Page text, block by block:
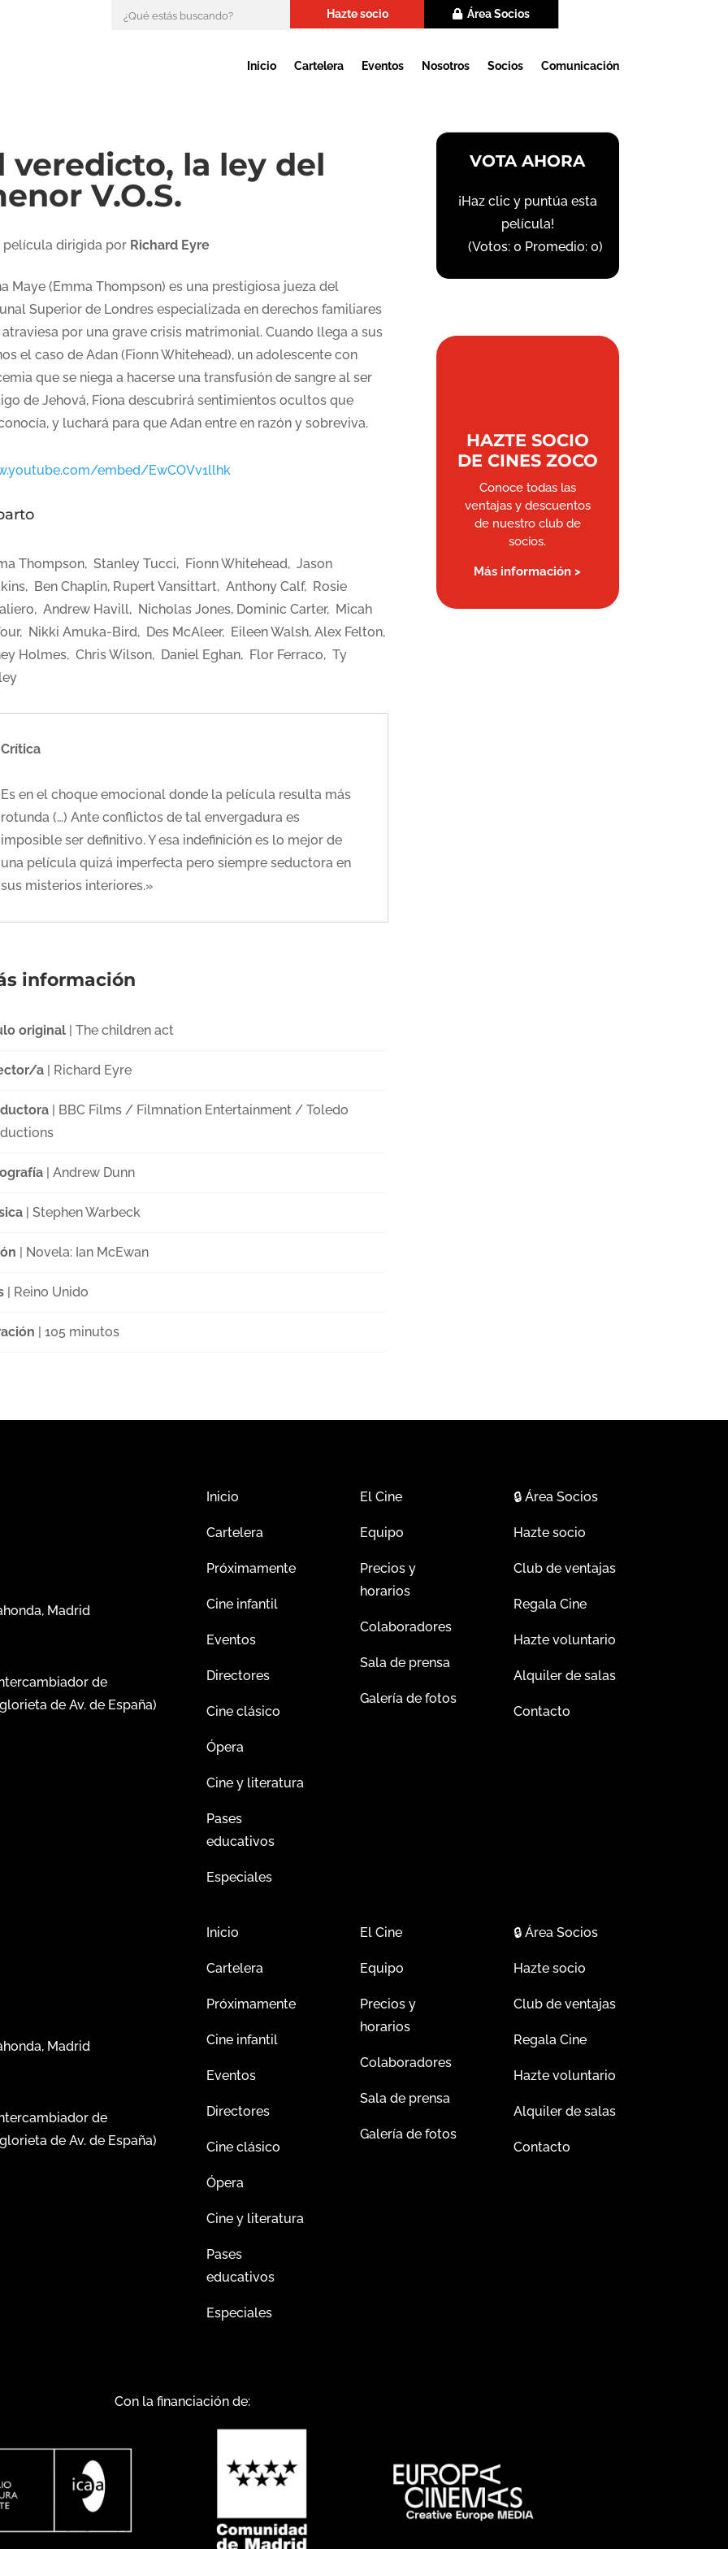
Hazte socio Área Socios
Inicio Cartelera Eventos Nosotros Socios Comunicación
veredicto, la ley del
V.O.S.
película dirigida por Richard Eyre
Maye (Emma Thompson) es una prestigiosa jueza del
Superior de Londres especializada en derechos familiares
por una grave crisis matrimonial. Cuando llega a sus
el caso de Adan (Fionn Whitehead), un adolescente con
que se niega a hacerse una transfusión de sangre al ser
de Jehová, Fiona descubrirá sentimientos ocultos que
y luchará para que Adan entre en razón y sobreviva.
embed/EwCOVv1llhk
Thompson, Stanley Tucci, Fionn Whitehead, Jason
Ben Chaplin, Rupert Vansittart, Anthony Calf, Rosie
Andrew Havill, Nicholas Jones, Dominic Carter, Micah
Nikki Amuka-Bird, Des McAleer, Eileen Walsh, Alex Felton,
Holmes, Chris Wilson, Daniel Eghan, Flor Ferraco, Ty
Crítica
Es en el choque emocional donde la película resulta más
rotunda (…) Ante conflictos de tal envergadura es
imposible ser definitivo. Y esa indefinición es lo mejor de
una película quizá imperfecta pero siempre seductora en
sus misterios interiores.»
información
original| The children act
a| Richard Eyre
| BBC Films / Filmnation Entertainment / Toledo
| Andrew Dunn
| Stephen Warbeck
| Novela: Ian McEwan
| Reino Unido
| 105 minutos
VOTA AHORA
¡Haz clic y puntúa esta
película!
(Votos:0 Promedio:0)
HAZTE SOCIO
DE CINES ZOCO
Conoce todas las
ventajas y descuentos
de nuestro club de
socios.
Más información >
Madrid
de
de Av. de España)
Inicio
Cartelera
Próximamente
Cine infantil
Eventos
Directores
Cine clásico
Ópera
Cine y literatura
Pases
educativos
Especiales
El Cine
Equipo
Precios y
horarios
Colaboradores
Sala de prensa
Galería de fotos
🔒Área Socios
Hazte socio
Club de ventajas
Regala Cine
Hazte voluntario
Alquiler de salas
Contacto
Madrid
de
de Av. de España)
Inicio
Cartelera
Próximamente
Cine infantil
Eventos
Directores
Cine clásico
Ópera
Cine y literatura
Pases
educativos
Especiales
El Cine
Equipo
Precios y
horarios
Colaboradores
Sala de prensa
Galería de fotos
🔒Área Socios
Hazte socio
Club de ventajas
Regala Cine
Hazte voluntario
Alquiler de salas
Contacto
Con la financiación de: